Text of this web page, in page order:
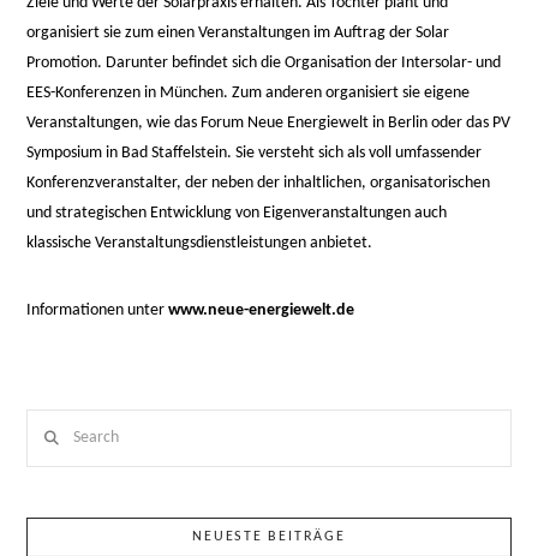
organisiert sie zum einen Veranstaltungen im Auftrag der Solar
Promotion. Darunter befindet sich die Organisation der Intersolar- und
EES-Konferenzen in München. Zum anderen organisiert sie eigene
Veranstaltungen, wie das Forum Neue Energiewelt in Berlin oder das PV
Symposium in Bad Staffelstein. Sie versteht sich als voll umfassender
Konferenzveranstalter, der neben der inhaltlichen, organisatorischen
und strategischen Entwicklung von Eigenveranstaltungen auch
klassische Veranstaltungsdienstleistungen anbietet.
Informationen unterwww.neue-energiewelt.de
NEUESTE BEITRÄGE